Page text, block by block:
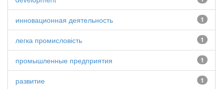
1
инновационная деятельность
1
легка промисловість
1
промышленные предприятия
1
развитие